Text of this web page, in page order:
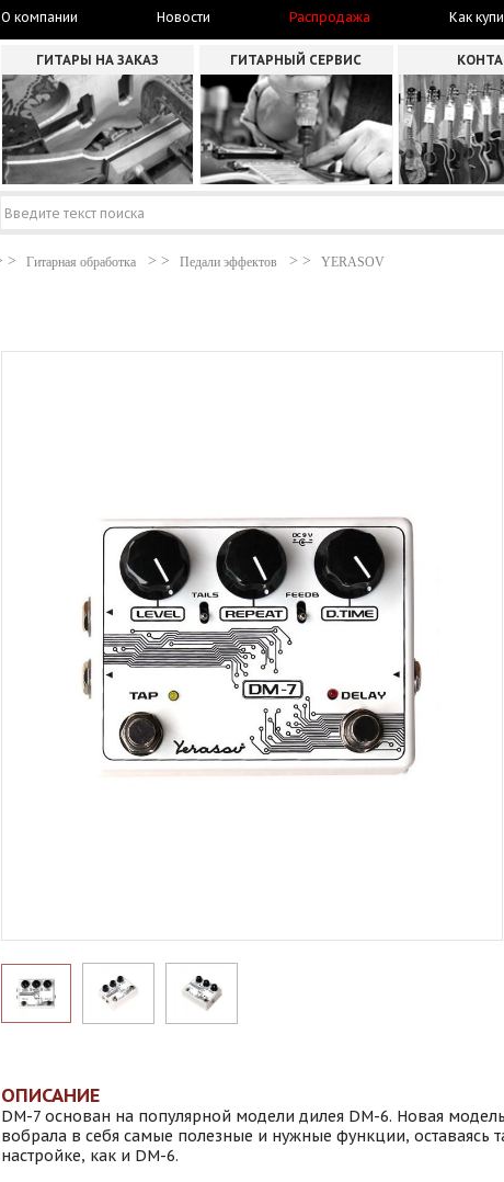
О компании Новости Распродажа Как
ГИТАРЫ НА ЗАКАЗ ГИТАРНЫЙ СЕРВИС
Гитарная обработка Педали эффектов YERASOV
ОПИСАНИЕ
DM-7 основан на популярной модели дилея DM-6. Новая
вобрала в себя самые полезные и нужные функции, оставаясь
настройке, как и DM-6.